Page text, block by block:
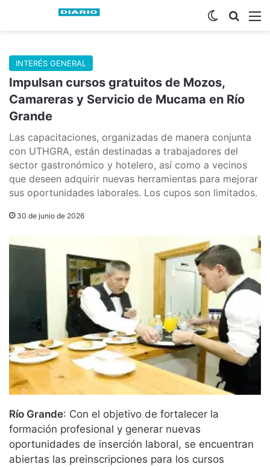
Buscar
Switch skin
INTERÉS GENERAL
Impulsan cursos gratuitos de Mozos,
Camareras y Servicio de Mucama en Río
Grande
Las capacitaciones, organizadas de manera conjunta
con UTHGRA, están destinadas a trabajadores del
sector gastronómico y hotelero, así como a vecinos
que deseen adquirir nuevas herramientas para mejorar
sus oportunidades laborales. Los cupos son limitados.
30 de junio de 2026
Río Grande: Con el objetivo de fortalecer la
formación profesional y generar nuevas
oportunidades de inserción laboral, se encuentran
abiertas las preinscripciones para los cursos